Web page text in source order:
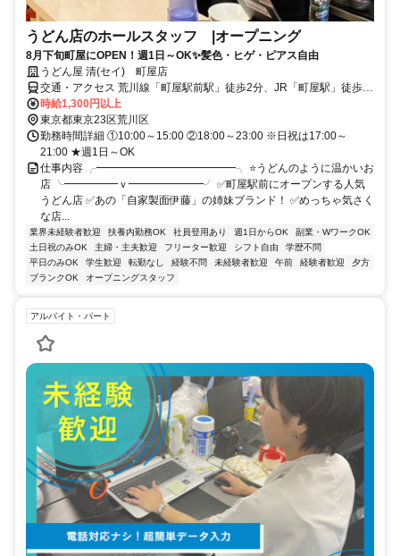
うどん店のホールスタッフ |オープニング
8月下旬町屋にOPEN！週1日～OK✨髪色・ヒゲ・ピアス自由
うどん屋 清(セイ) 町屋店
交通・アクセス 荒川線「町屋駅前駅」徒歩2分、JR「町屋駅」徒歩1
分、京成「町屋駅」徒歩3分
時給1,300円以上
東京都東京23区荒川区
勤務時間詳細 ①10:00～15:00 ②18:00～23:00 ※日祝は17:00～
21:00 ★週1日～OK
仕事内容 ╭━━━━━━━━━━━━━╮ ⭐うどんのように温かいお
店 ╰━━━━━ｖ━━━━━━━╯ ✅町屋駅前にオープンする人気
うどん店 ✅あの「自家製面伊藤」の姉妹ブランド！ ✅めっちゃ気さく
な店...
業界未経験者歓迎 扶養内勤務OK 社員登用あり 週1日からOK
副業・WワークOK
土日祝のみOK
主婦・主夫歓迎 フリーター歓迎 シフト自由
学歴不問
平日のみOK
学生歓迎 転勤なし 経験不問 未経験者歓迎 午前 経験者歓迎
夕方
ブランクOK
オープニングスタッフ
アルバイト・パート